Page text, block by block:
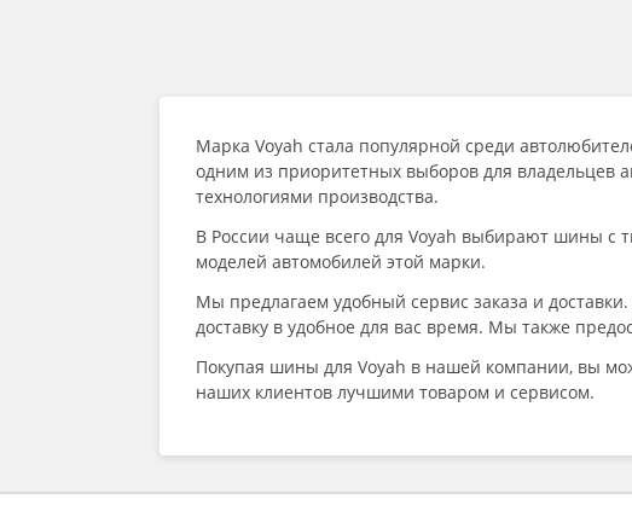
Марка Voyah стала популярной среди
одним из приоритетных выборов для владельцев
технологиями производства.
В России чаще всего для Voyah выбирают шины с
моделей автомобилей этой марки.
Мы предлагаем удобный сервис заказа и
доставку в удобное для вас время. Мы также
Покупая шины для Voyah в нашей компании, вы
наших клиентов лучшими товаром и сервисом.